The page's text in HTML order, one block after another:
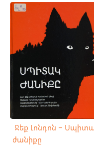
Ջեք Լոնդոն –